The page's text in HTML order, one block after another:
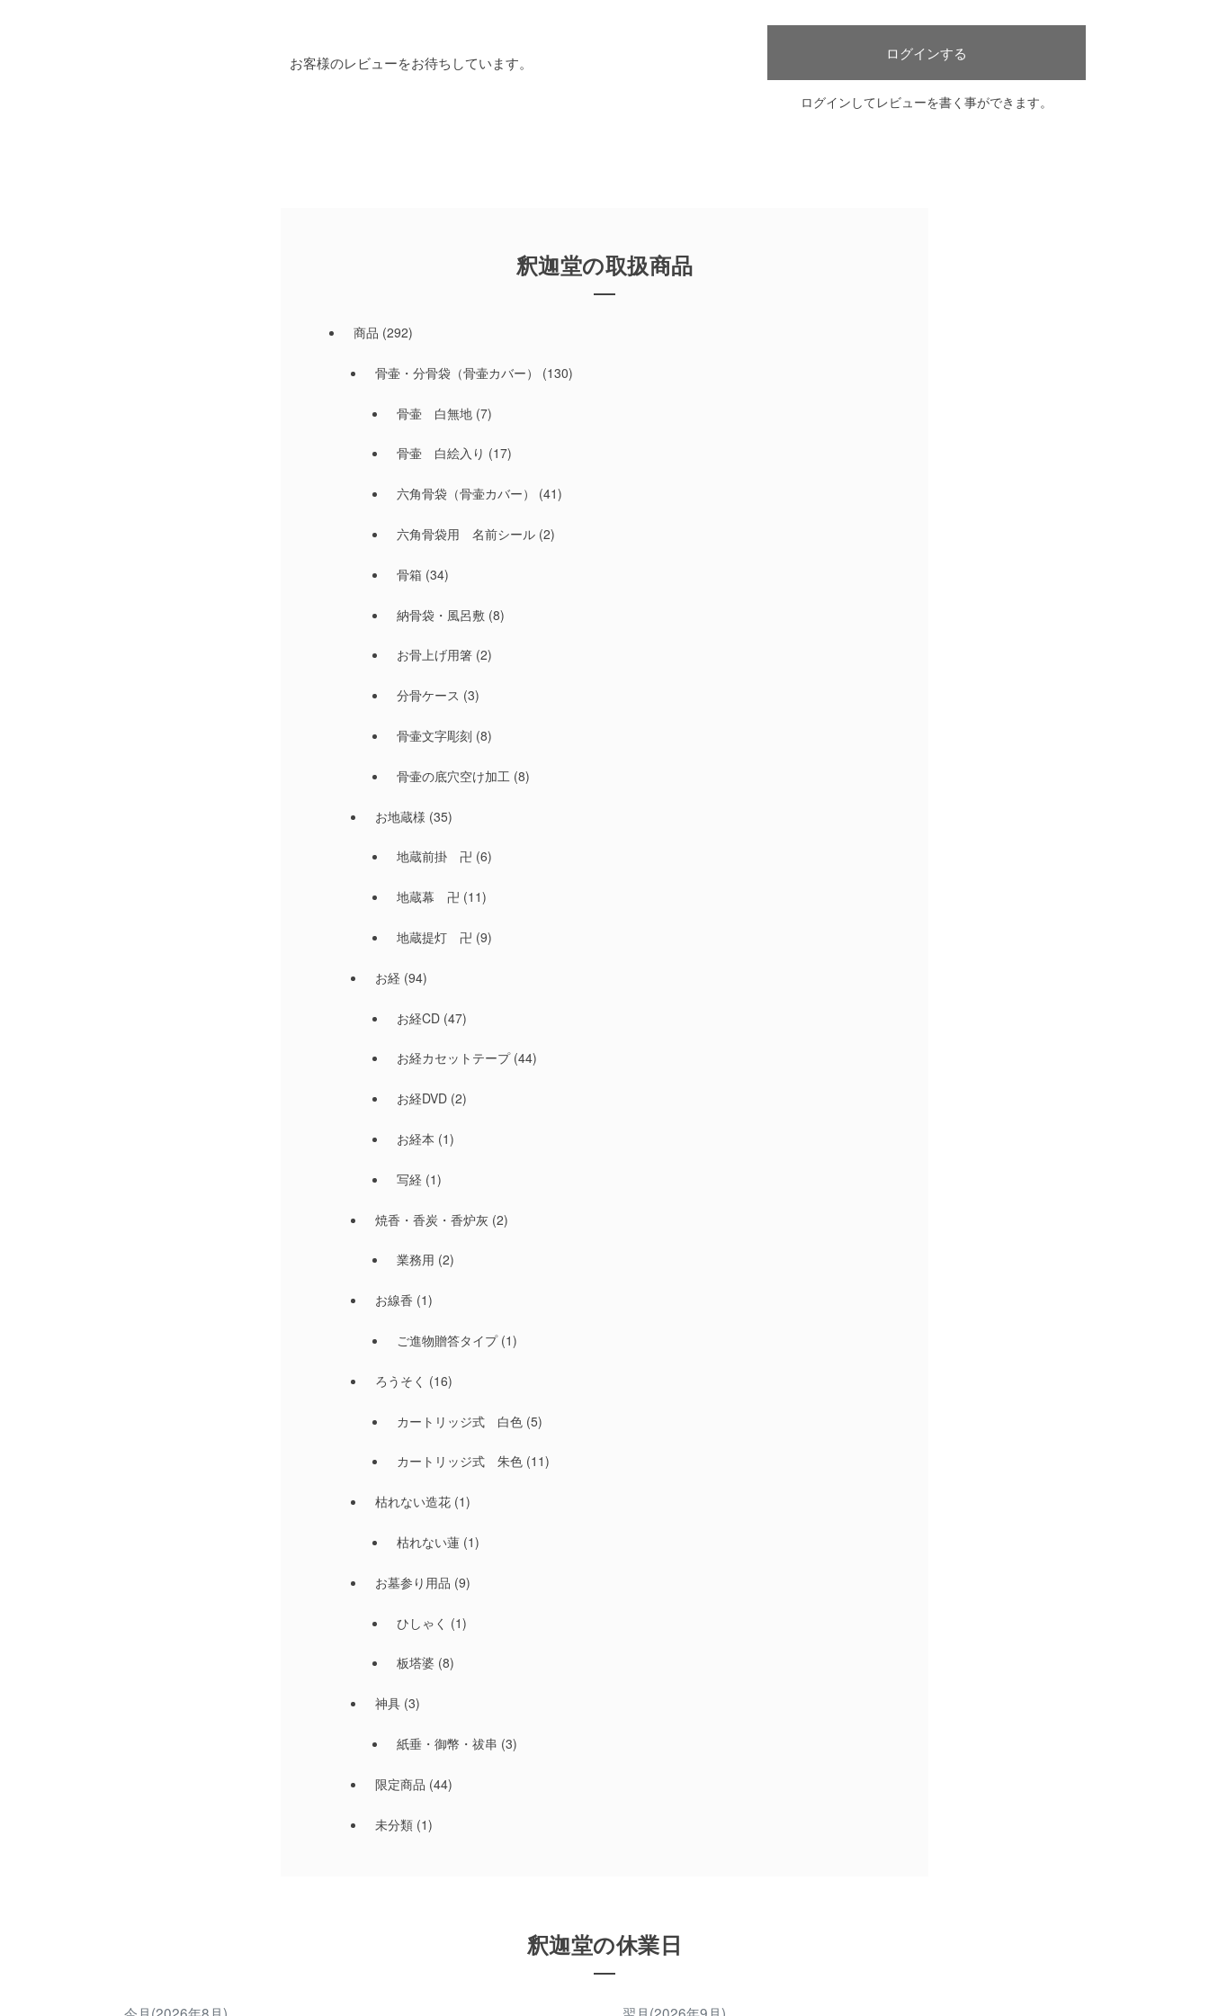
お客様のレビューをお待ちしています。 ログインする
ログインしてレビューを書く事ができます。
釈迦堂の取扱商品
商品 (292)
骨壷・分骨袋（骨壷カバー） (130)
骨壷 白無地(7)
骨壷 白絵入り (17)
六角骨袋（骨壷カバー） (41)
六角骨袋用 名前シール(2)
骨箱(34)
納骨袋・風呂敷(8)
お骨上げ用箸(2)
分骨ケース (3)
骨壷文字彫刻 (8)
骨壷の底穴空け加工 (8)
お地蔵様 (35)
地蔵前掛 卍 (6)
地蔵幕 卍 (11)
地蔵提灯 卍 (9)
お経 (94)
お経CD(47)
お経カセットテープ(44)
お経DVD(2)
お経本 (1)
写経 (1)
焼香・香炭・香炉灰(2)
業務用 (2)
お線香 (1)
ご進物贈答タイプ(1)
ろうそく (16)
カートリッジ式 白色(5)
カートリッジ式 朱色(11)
枯れない造花(1)
枯れない蓮(1)
お墓参り用品 (9)
ひしゃく (1)
板塔婆(8)
神具(3)
紙垂・御幣・祓串 (3)
限定商品 (44)
未分類(1)
釈迦堂の休業日